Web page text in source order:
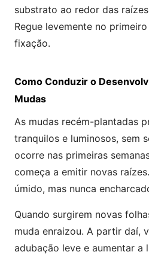
substrato ao redor das
Regue levemente no
fixação.
Como Conduzir o
Mudas
As mudas recém-plantadas
tranquilos e luminosos, sem
ocorre nas primeiras
começa a emitir novas
úmido, mas nunca
Quando surgirem novas
muda enraizou. A partir daí,
adubação leve e aumentar a